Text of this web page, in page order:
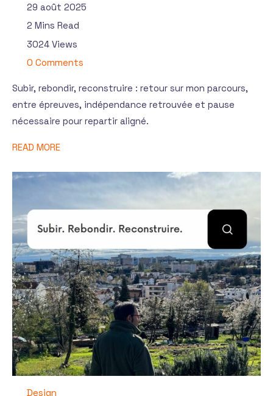
29 août 2025
2 Mins Read
3024 Views
0 Comments
Subir, rebondir, reconstruire : retour sur mon parcours,
entre épreuves, indépendance retrouvée et pause
nécessaire pour repartir aligné.
READ MORE
Design